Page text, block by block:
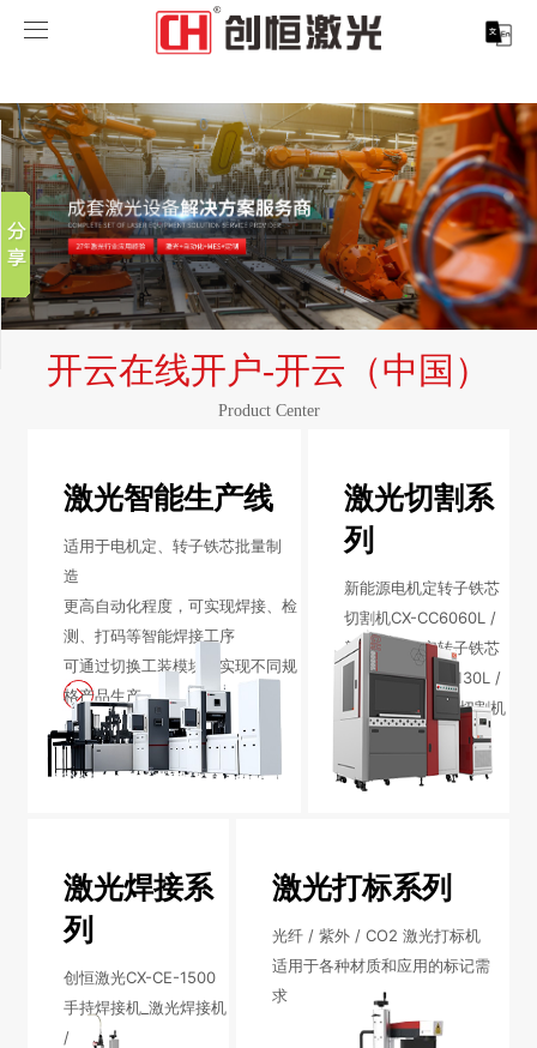
开云在线开户
开云在线开户-开云（中国）
激光打标系列
光纤激光打标机
紫外线激光打标机
CX-3D系列激光打标机
激光切割系列
精密激光切割机
激光焊接系列
电机定转子铁芯单工位激光焊接机
创恒激光双头双工位铁芯激光焊接机
新能源电机定转子铁芯激光焊接机
创恒激光阀芯焊接工作站
新能源汽车零配件激光焊接机
新能源电机转子铁芯自动检测压铆产线
创恒激光清洗机
激光加工服务
电机定转子铁芯快速打样加工服务
案例展示
行业解决方案
汽车行业激光智能解决方案
厨具五金行业
包装赋码及标机
礼品定制
模具制造行业中激光加工设备解决方案
客户案例
服务支持
关于创恒
加入创恒
展会活动
底部导航
开云在线开户-开云（中国）
Product Center
激光智能生产线
适用于电机定、转子铁芯批量制
造
更高自动化程度，可实现焊接、检
测、打码等智能焊接工序
可通过切换工装模块，实现不同规
格产品生产
激光切割系
列
新能源电机定转子铁芯
切割机CX-CC6060L /
新能源电机定转子铁芯
切割机CX-CC13130L /
CX-CC3015激光切割机
激光焊接系
列
创恒激光CX-CE-1500
手持焊接机_激光焊接机
/
激光打标系列
光纤 / 紫外 / CO2 激光打标机
适用于各种材质和应用的标记需
求
分享到
新浪微博
微信
百度贴吧
豆瓣
QQ好友